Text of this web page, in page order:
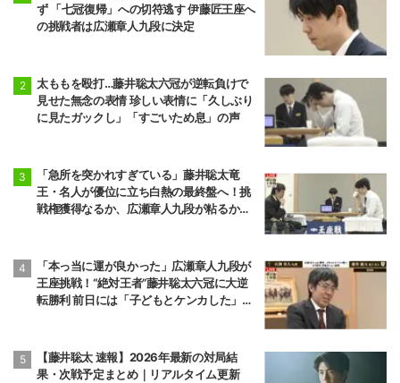
ず 「七冠復帰」への切符逃す 伊藤匠王座へ
の挑戦者は広瀬章人九段に決定
太ももを殴打…藤井聡太六冠が逆転負けで
見せた無念の表情 珍しい表情に「久しぶり
に見たガックし」「すごいため息」の声
「急所を突かれすぎている」藤井聡太竜
王・名人が優位に立ち白熱の最終盤へ！挑
戦権獲得なるか、広瀬章人九段が粘るか／
「本っ当に運が良かった」広瀬章人九段が
王座挑戦！“絶対王者”藤井聡太六冠に大逆
転勝利 前日には「子どもとケンカした」パ
【藤井聡太 速報】2026年最新の対局結
果・次戦予定まとめ｜リアルタイム更新